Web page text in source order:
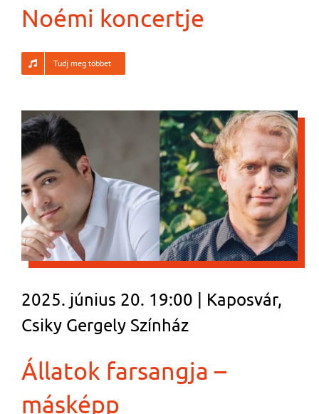
Noémi koncertje
Tudj meg többet
2025. június 20. 19:00 | Kaposvár,
Csiky Gergely Színház
Állatok farsangja –
másképp